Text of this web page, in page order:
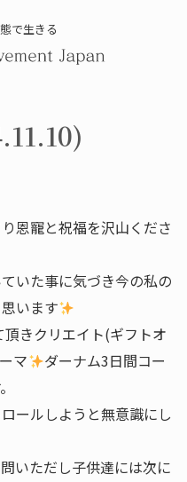
で生きる
恩寵と祝福を沢山くださ
いた事に気づき今の私の
います
きクリエイト(ギフトオ
マ
ダーナム3日間コー
ールしようと無意識にし
いただし子供達には次に